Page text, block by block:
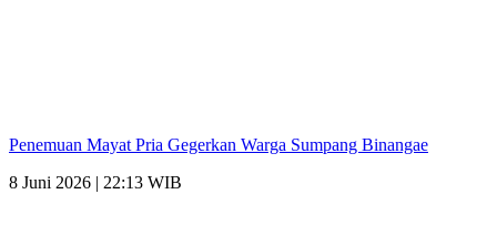
Penemuan Mayat Pria Gegerkan Warga Sumpang Binangae
8 Juni 2026 | 22:13 WIB